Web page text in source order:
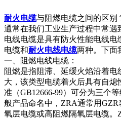
耐火电缆与阻燃电缆之间的区别
通常在我们工业生产过程中常遇
电线电缆是具有防火性能电线
电缆和耐火电线电缆两种。下面
一、阻燃电线电缆：
阻燃是指阻滞、延缓火焰沿着
大，该类型电缆着火后具有自
准（GB12666-99）可分为三个
般产品命名中，ZRA通常用
氧层电缆或高阻燃隔氧层电缆。